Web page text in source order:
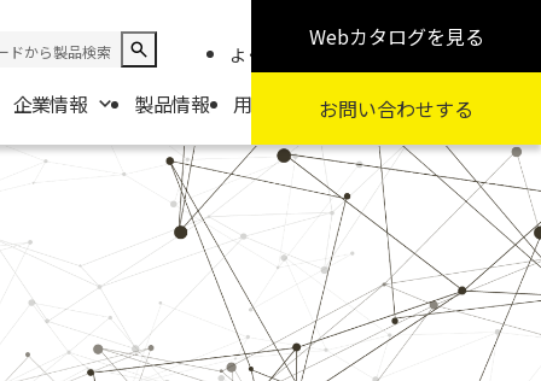
よくある質問 お知らせ 採用情報
企業情報
商社一覧
製品情報 用途から探す カテゴリから探す
Webカタログを見る
お問い合わせする